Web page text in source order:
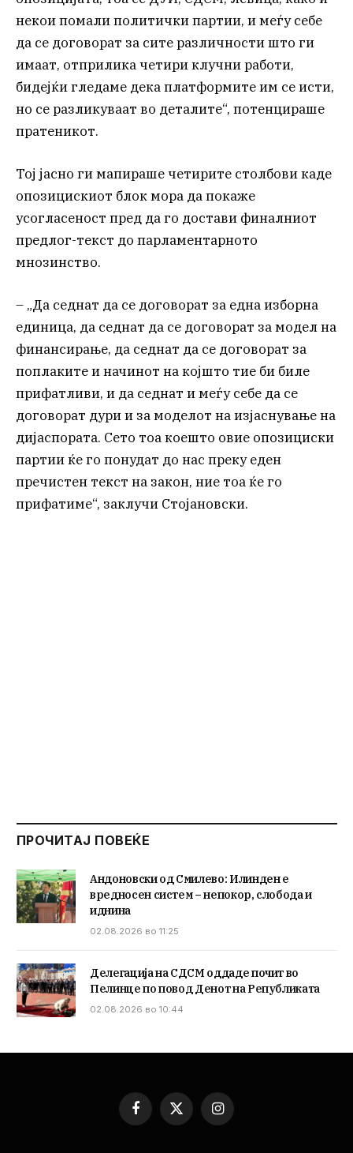
некои помали политички партии, и меѓу себе
да се договорат за сите различности што ги
имаат, отприлика четири клучни работи,
бидејќи гледаме дека платформите им се исти,
но се разликуваат во деталите“, потенцираше
пратеникот.
Тој јасно ги мапираше четирите столбови каде
опозицискиот блок мора да покаже
усогласеност пред да го достави финалниот
предлог-текст до парламентарното
мнозинство.
– „Да седнат да се договорат за една изборна
единица, да седнат да се договорат за модел на
финансирање, да седнат да се договорат за
поплаките и начинот на којшто тие би биле
прифатливи, и да седнат и меѓу себе да се
договорат дури и за моделот на изјаснување на
дијаспората. Сето тоа коешто овие опозициски
партии ќе го понудат до нас преку еден
пречистен текст на закон, ние тоа ќе го
прифатиме“, заклучи Стојановски.
ПРОЧИТАЈ ПОВЕЌЕ
Андоновски од Смилево: Илинден е
вредносен систем – непокор, слобода и
иднина
02.08.2026 во 11:25
Делегација на СДСМ оддаде почит во
Пелинце по повод Денот на Републиката
02.08.2026 во 10:44
Facebook
X
Instagram